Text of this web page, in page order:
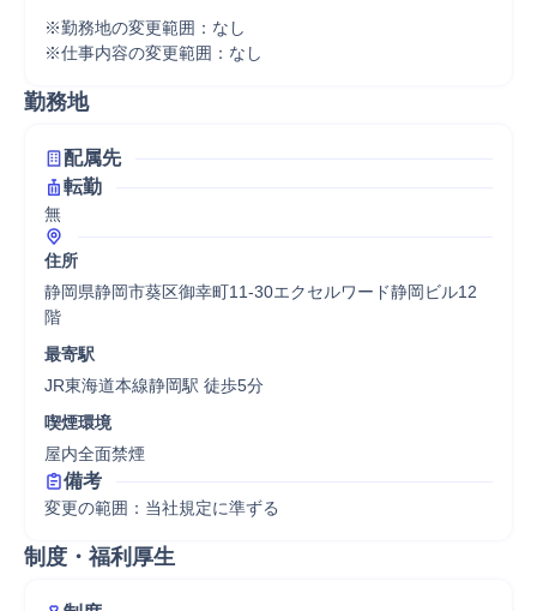
※勤務地の変更範囲：なし
※仕事内容の変更範囲：なし
勤務地
配属先
転勤
無
住所
静岡県静岡市葵区御幸町11-30エクセルワード静岡ビル12
階
最寄駅
JR東海道本線静岡駅 徒歩5分
喫煙環境
屋内全面禁煙
備考
変更の範囲：当社規定に準ずる
制度・福利厚生